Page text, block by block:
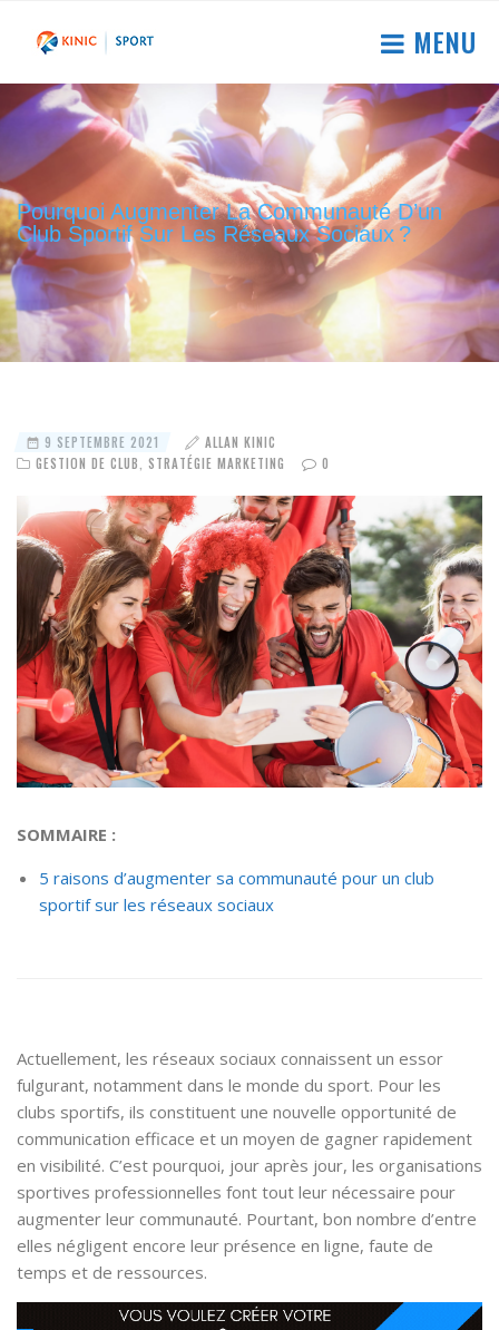
MENU
Pourquoi Augmenter La Communauté D’un
Club Sportif Sur Les Réseaux Sociaux ?
9 SEPTEMBRE 2021
ALLAN KINIC
GESTION DE CLUB
STRATÉGIE MARKETING 0
SOMMAIRE :
5 raisons d’augmenter sa communauté pour un club
sportif sur les réseaux sociaux
Actuellement, les réseaux sociaux connaissent un essor
fulgurant, notamment dans le monde du sport. Pour les
clubs sportifs, ils constituent une nouvelle opportunité de
communication efficace et un moyen de gagner rapidement
en visibilité. C’est pourquoi, jour après jour, les organisations
sportives professionnelles font tout leur nécessaire pour
augmenter leur communauté. Pourtant, bon nombre d’entre
elles négligent encore leur présence en ligne, faute de
temps et de ressources.